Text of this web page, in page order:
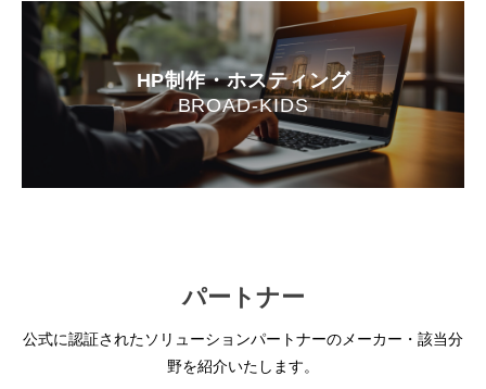
HP制作・ホスティング
BROAD-KIDS
パートナー
公式に認証されたソリューションパートナーのメーカー・該当分
野を紹介いたします。